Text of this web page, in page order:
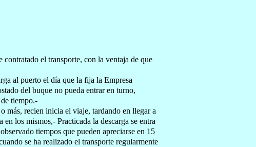
contratado el transporte, con la ventaja de que
al puerto el día que la fija la Empresa
del buque no pueda entrar en turno,
tiempo.-
más, recien inicia el viaje, tardando en llegar a
los mismos,- Practicada la descarga se entra
tiempos que pueden apreciarse en 15
se ha realizado el transporte regularmente